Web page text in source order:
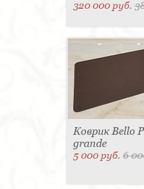
320 000 руб.
Коврик Bello
grande
5 000 руб.6